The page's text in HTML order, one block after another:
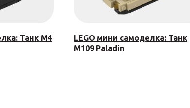
Танк M4
LEGO мини самоделка: Танк
M109 Paladin